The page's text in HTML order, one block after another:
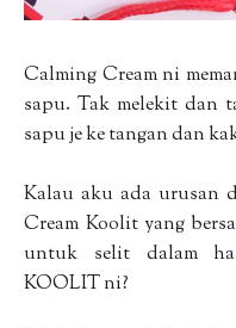
Calming Cream ni
sapu. Tak melekit dan
sapu je ke tangan dan
Kalau aku ada urusan
Cream Koolit yang
untuk selit dalam
KOOLIT ni?